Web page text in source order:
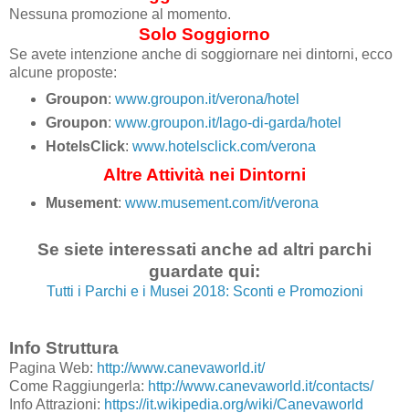
Nessuna promozione al momento.
Solo Soggiorno
Se avete intenzione anche di soggiornare nei dintorni, ecco
alcune proposte:
Groupon: www.groupon.it/verona/hotel
Groupon: www.groupon.it/lago-di-garda/hotel
HotelsClick: www.hotelsclick.com/verona
Altre Attività nei Dintorni
Musement: www.musement.com/it/verona
Se siete interessati anche ad altri parchi
guardate qui:
Tutti i Parchi e i Musei 2018: Sconti e Promozioni
Info Struttura
Pagina Web: http://www.canevaworld.it/
Come Raggiungerla: http://www.canevaworld.it/contacts/
Info Attrazioni: https://it.wikipedia.org/wiki/Canevaworld